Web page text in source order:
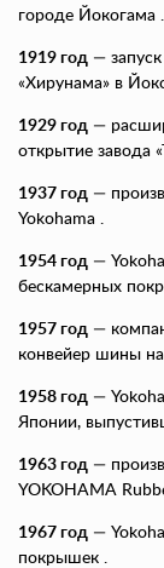
городе Йокогама .
1919 год —
«Хирунама» в
1929 год —
открытие завода
1937 год —
Yokohama .
1954 год —
бескамерных
1957 год —
конвейер шины на
1958 год —
Японии,
1963 год —
YOKOHAMA
1967 год —
покрышек .